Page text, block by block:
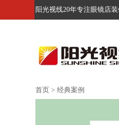
阳光视线20年专注眼镜店
首页 > 经典案例